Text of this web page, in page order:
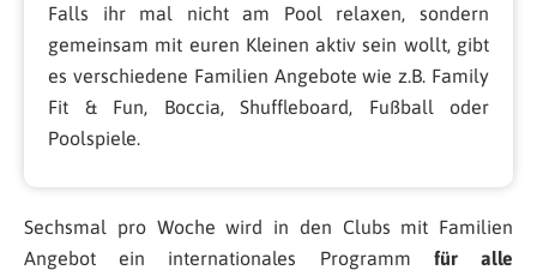
Falls ihr mal nicht am Pool relaxen, sondern
gemeinsam mit euren Kleinen aktiv sein wollt, gibt
es verschiedene Familien Angebote wie z.B. Family
Fit & Fun, Boccia, Shuffleboard, Fußball oder
Poolspiele.
Sechsmal pro Woche wird in den Clubs mit Familien
Angebot ein internationales Programm für alle